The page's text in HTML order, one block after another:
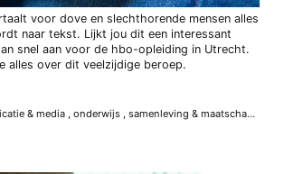
voor dove en slechthorende mensen alles
naar tekst. Lijkt jou dit een interessant
snel aan voor de hbo-opleiding in Utrecht.
alles over dit veelzijdige beroep.
& media onderwijs samenleving & maatschappij